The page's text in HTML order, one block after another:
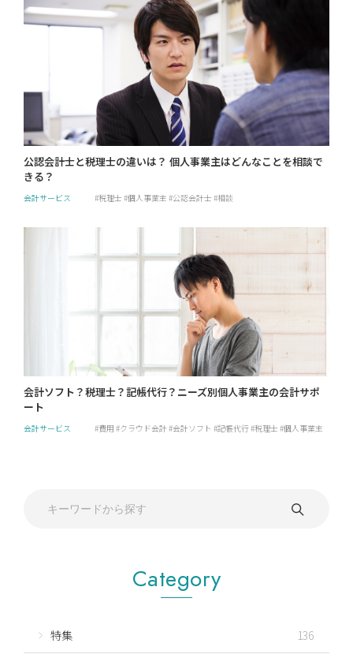
公認会計士と税理士の違いは？ 個人事業主はどんなことを相談で
きる？
会計サービス 税理士 個人事業主 公認会計士 相談
会計ソフト？税理士？記帳代行？ニーズ別個人事業主の会計サポ
ート
会計サービス 費用 クラウド会計 会計ソフト 記帳代行 税理士 個人事業主
Category
特集 136